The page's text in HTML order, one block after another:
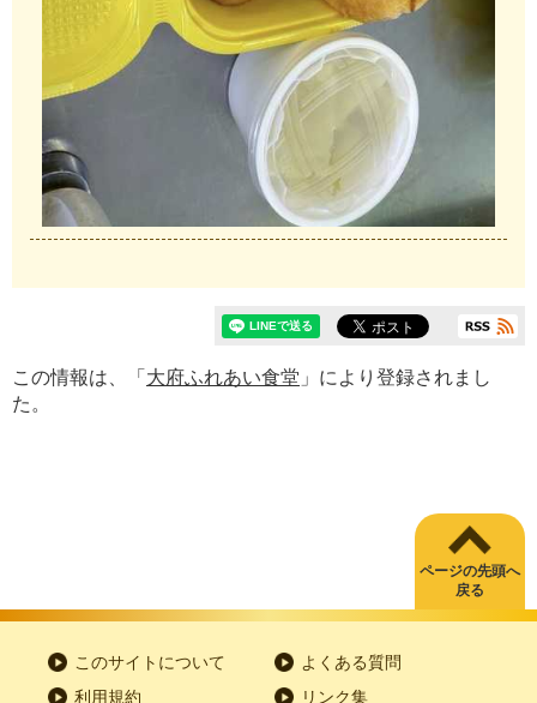
この情報は、「 大府ふれあい食堂 」により登録されまし
た。
ページの先頭へ
戻る
このサイトについて
よくある質問
利用規約
リンク集